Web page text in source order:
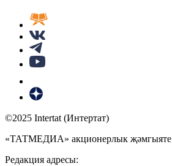
©2025 Intertat (Интертат)
«ТАТМЕДИА» акционерлык җәмгыяте
Редакция адресы: